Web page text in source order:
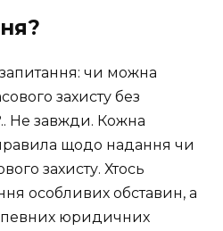
чи можна
захисту без
Не завжди. Кожна
щодо надання чи
захисту. Хтось
особливих обставин, а
юридичних